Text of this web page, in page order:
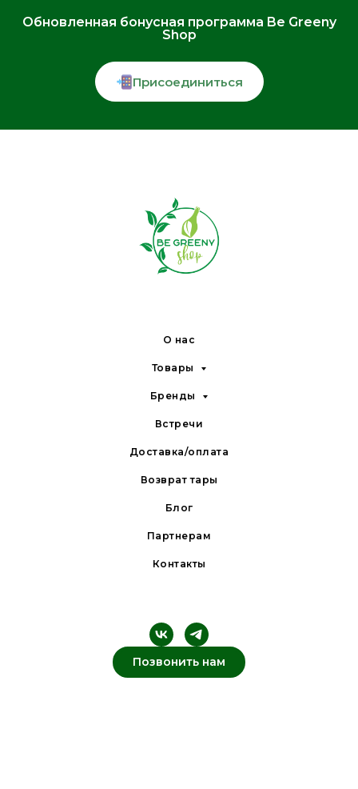
Обновленная бонусная программа Be Greeny
Shop
Присоединиться
О нас
Товары
Бренды
Встречи
Доставка/оплата
Возврат тары
Блог
Партнерам
Контакты
Позвонить нам